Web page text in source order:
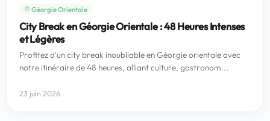
Géorgie Orientale
City Break en Géorgie Orientale : 48 Heures Intenses
et Légères
Profitez d'un city break inoubliable en Géorgie orientale avec
notre itinéraire de 48 heures, alliant culture, gastronom...
23 juin 2026